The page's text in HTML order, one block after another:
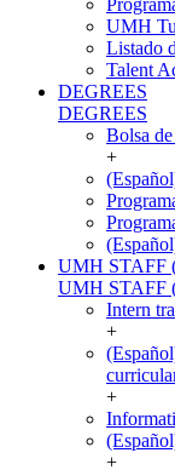
UMH
Listado
Talent
DEGREES
DEGREES
Bolsa
+
UMH STAFF
UMH STAFF
Intern
+
+
+